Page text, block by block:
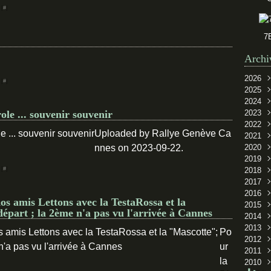
#
#
... souvenir souvenir
Uploaded by Rallye Genève Ca
nnes on 2023-09-22.
#
amis Lettons avec la TestaRossa et la
; la 2ème n'a pas vu l'arrivée à Cannes
Po
ur
la
2026
Juin
Mars
2025
2024
2023
2022
Août
Juin
Mai
Avril
2021
2020
Août
Juin
Avril
2019
Mai
2018
Août
Juin
Mai
2017
Mai
Avril
2016
2015
Août
Juin
2014
2013
Août
2012
2011
2010